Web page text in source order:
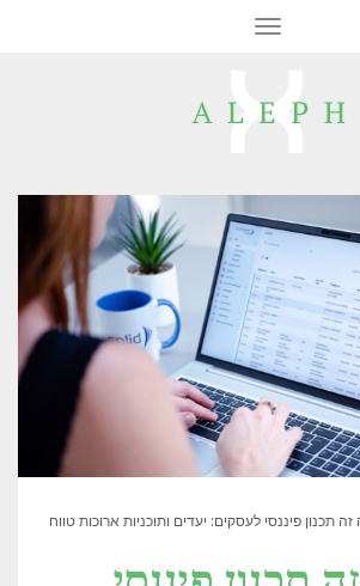
תפריט
תכנון פיננסי לעסקים: יעדים ותוכניות ארוכות טווח